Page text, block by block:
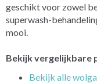
geschikt voor zowel
superwash-
mooi.
Bekijk vergelijkbare
Bekijk alle